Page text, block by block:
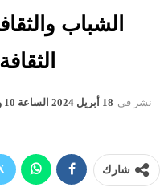
الشباب
نشر في 18 أبريل 2024 الساعة 10 و 16 دقيقة
شارك